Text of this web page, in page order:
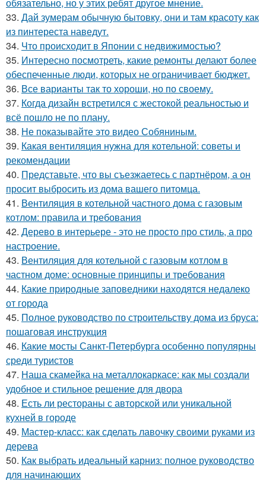
33. Дай зумерам обычную бытовку, они и там красоту как
из пинтереста наведут.
34. Что происходит в Японии с недвижимостью?
35. Интересно посмотреть, какие ремонты делают более
обеспеченные люди, которых не ограничивает бюджет.
36. Все варианты так то хороши, но по своему.
37. Когда дизайн встретился с жестокой реальностью и
всё пошло не по плану.
38. Не показывайте это видео Собяниным.
39. Какая вентиляция нужна для котельной: советы и
рекомендации
40. Представьте, что вы съезжаетесь с партнёром, а он
просит выбросить из дома вашего питомца.
41. Вентиляция в котельной частного дома с газовым
котлом: правила и требования
42. Дерево в интерьере - это не просто про стиль, а про
настроение.
43. Вентиляция для котельной с газовым котлом в
частном доме: основные принципы и требования
44. Какие природные заповедники находятся недалеко
от города
45. Полное руководство по строительству дома из бруса:
пошаговая инструкция
46. Какие мосты Санкт-Петербурга особенно популярны
среди туристов
47. Наша скамейка на металлокаркасе: как мы создали
удобное и стильное решение для двора
48. Есть ли рестораны с авторской или уникальной
кухней в городе
49. Мастер-класс: как сделать лавочку своими руками из
дерева
50. Как выбрать идеальный карниз: полное руководство
для начинающих